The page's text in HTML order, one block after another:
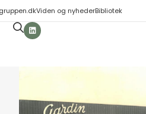
Viden og nyhederBibliotek